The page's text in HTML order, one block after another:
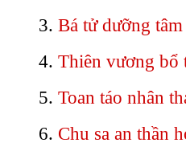
Bá tử dưỡng tâm
Thiên vương bổ
Toan táo nhân
Chu sa an thần